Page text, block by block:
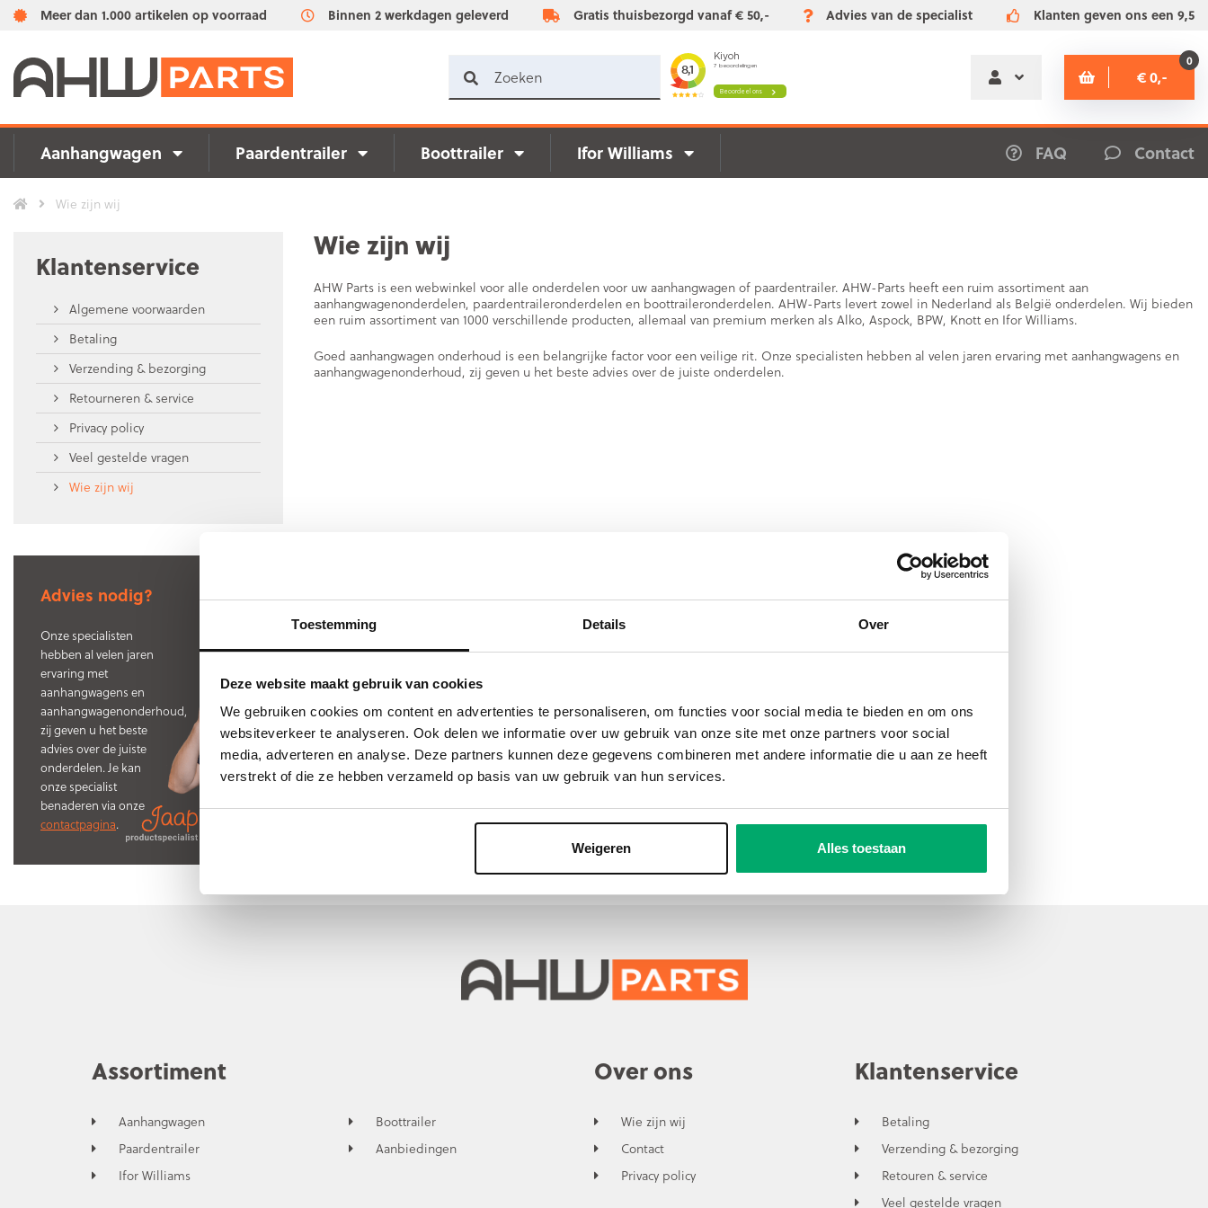
Toestemming Details Over
Deze website maakt gebruik van cookies
We gebruiken cookies om content en advertenties te personaliseren, om functies voor social media te bieden en om ons
websiteverkeer te analyseren. Ook delen we informatie over uw gebruik van onze site met onze partners voor social
media, adverteren en analyse. Deze partners kunnen deze gegevens combineren met andere informatie die u aan ze heeft
verstrekt of die ze hebben verzameld op basis van uw gebruik van hun services.
Weigeren Alles toestaan
Meer dan 1.000 artikelen op voorraad Binnen 2 werkdagen geleverd Gratis thuisbezorgd vanaf € 50,- Advies van de specialist Klanten geven ons een 9,5
€ 0,-
0
Aanhangwagen Paardentrailer Boottrailer Ifor Williams FAQ Contact
Wie zijn wij
Klantenservice
Algemene voorwaarden
Betaling
Verzending & bezorging
Retourneren & service
Privacy policy
Veel gestelde vragen
Wie zijn wij
Advies nodig?
Onze specialisten
hebben al velen jaren
ervaring met
aanhangwagens en
aanhangwagenonderhoud,
zij geven u het beste
advies over de juiste
onderdelen. Je kan
onze specialist
benaderen via onze
contactpagina.
Wie zijn wij
AHW Parts is een webwinkel voor alle onderdelen voor uw aanhangwagen of paardentrailer. AHW-Parts heeft een ruim assortiment aan
aanhangwagenonderdelen, paardentraileronderdelen en boottraileronderdelen. AHW-Parts levert zowel in Nederland als België onderdelen. Wij bieden
een ruim assortiment van 1000 verschillende producten, allemaal van premium merken als Alko, Aspock, BPW, Knott en Ifor Williams.
Goed aanhangwagen onderhoud is een belangrijke factor voor een veilige rit. Onze specialisten hebben al velen jaren ervaring met aanhangwagens en
aanhangwagenonderhoud, zij geven u het beste advies over de juiste onderdelen.
Assortiment
Aanhangwagen
Paardentrailer
Ifor Williams
Boottrailer
Aanbiedingen
Over ons
Wie zijn wij
Contact
Privacy policy
Klantenservice
Betaling
Verzending & bezorging
Retouren & service
Veel gestelde vragen